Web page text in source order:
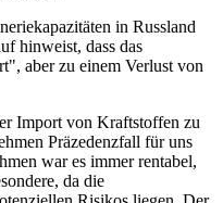
in Russland
hinweist, dass das
aber zu einem Verlust von
Import von Kraftstoffen zu
Präzedenzfall für uns
war es immer rentabel,
da die